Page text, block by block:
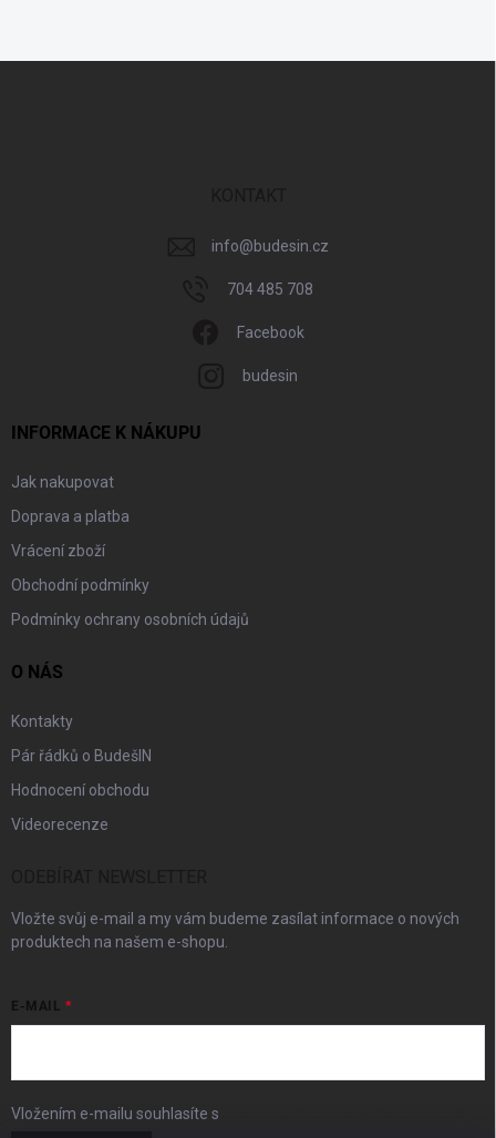
info@budesin.cz
704 485 708
Facebook
budesin
INFORMACE K NÁKUPU
Jak nakupovat
Doprava a platba
Vrácení zboží
Obchodní podmínky
Podmínky ochrany osobních údajů
O NÁS
Kontakty
Pár řádků o BudešIN
Hodnocení obchodu
Videorecenze
Vložte svůj e-mail a my vám budeme zasílat informace o nových
produktech na našem e-shopu.
E-MAIL
Vložením e-mailu souhlasíte s